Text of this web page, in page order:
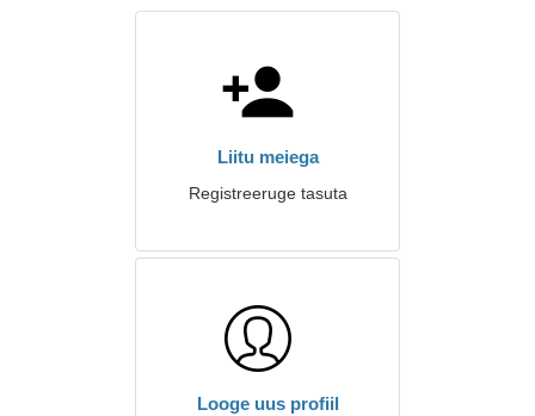
Liitu meiega
Registreeruge tasuta
Looge uus profiil